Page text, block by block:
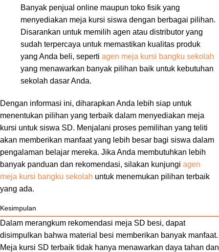
Banyak penjual online maupun toko fisik yang
menyediakan meja kursi siswa dengan berbagai pilihan.
Disarankan untuk memilih agen atau distributor yang
sudah terpercaya untuk memastikan kualitas produk
yang Anda beli, seperti agen meja kursi bangku sekolah
yang menawarkan banyak pilihan baik untuk kebutuhan
sekolah dasar Anda.
Dengan informasi ini, diharapkan Anda lebih siap untuk
menentukan pilihan yang terbaik dalam menyediakan meja
kursi untuk siswa SD. Menjalani proses pemilihan yang teliti
akan memberikan manfaat yang lebih besar bagi siswa dalam
pengalaman belajar mereka. Jika Anda membutuhkan lebih
banyak panduan dan rekomendasi, silakan kunjungi agen
meja kursi bangku sekolah untuk menemukan pilihan terbaik
yang ada.
Kesimpulan
Dalam merangkum rekomendasi meja SD besi, dapat
disimpulkan bahwa material besi memberikan banyak manfaat.
Meja kursi SD terbaik tidak hanya menawarkan daya tahan dan